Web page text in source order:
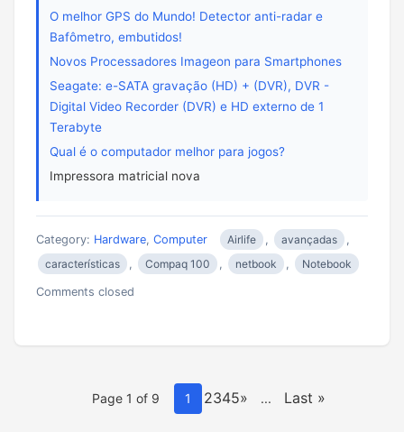
O melhor GPS do Mundo! Detector anti-radar e
Bafômetro, embutidos!
Novos Processadores Imageon para Smartphones
Seagate: e-SATA gravação (HD) + (DVR), DVR -
Digital Video Recorder (DVR) e HD externo de 1
Terabyte
Qual é o computador melhor para jogos?
Impressora matricial nova
Category: Hardware, Computer Airlife , avançadas
,
características
, Compaq 100 , netbook , Notebook
Comments closed
Page 1 of 9 1 2345» ... Last »